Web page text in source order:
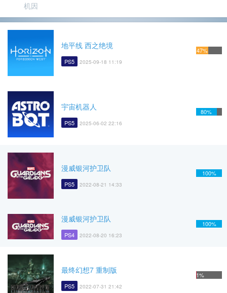
机因
地平线 西之绝境
PS5 2025-09-18 11:19
47%
宇宙机器人
PS5 2025-06-02 22:16
80%
漫威银河护卫队
PS5 2022-08-21 14:33
100%
漫威银河护卫队
PS4 2022-08-20 16:23
100%
最终幻想7 重制版
PS5 2022-07-31 21:42
1%